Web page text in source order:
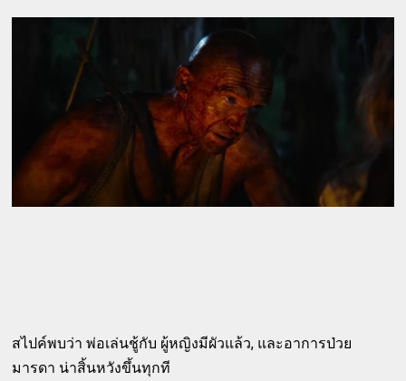
สไปค์พบว่า พ่อเล่นชู้กับ ผู้หญิงมีผัวแล้ว, และอาการป่วย
มารดา น่าสิ้นหวังขึ้นทุกที